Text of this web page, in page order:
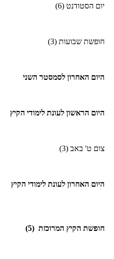
יום הסטודנט (6)
חופשת שבועות (3)
היום האחרון לסמסטר השני
היום הראשון לעונת לימודי הקיץ
צום ט' באב (3)
היום האחרון לעונת לימודי הקיץ
חופשת הקיץ המרוכזת (5)